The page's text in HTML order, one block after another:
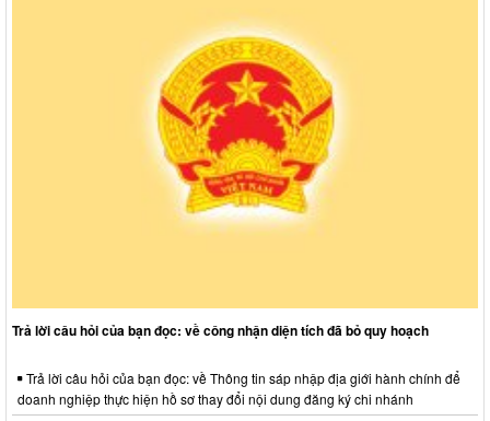
Trả lời câu hỏi của bạn đọc: về công nhận diện tích đã bỏ quy hoạch
Trả lời câu hỏi của bạn đọc: về Thông tin sáp nhập địa giới hành chính để
doanh nghiệp thực hiện hồ sơ thay đổi nội dung đăng ký chi nhánh